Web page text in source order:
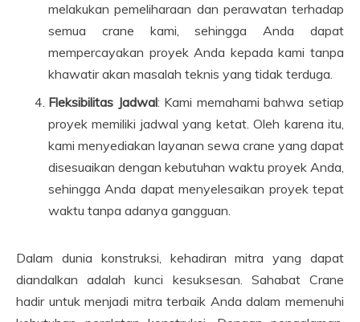
melakukan pemeliharaan dan perawatan terhadap
semua crane kami, sehingga Anda dapat
mempercayakan proyek Anda kepada kami tanpa
khawatir akan masalah teknis yang tidak terduga.
Fleksibilitas Jadwal: Kami memahami bahwa setiap
proyek memiliki jadwal yang ketat. Oleh karena itu,
kami menyediakan layanan sewa crane yang dapat
disesuaikan dengan kebutuhan waktu proyek Anda,
sehingga Anda dapat menyelesaikan proyek tepat
waktu tanpa adanya gangguan.
Dalam dunia konstruksi, kehadiran mitra yang dapat
diandalkan adalah kunci kesuksesan. Sahabat Crane
hadir untuk menjadi mitra terbaik Anda dalam memenuhi